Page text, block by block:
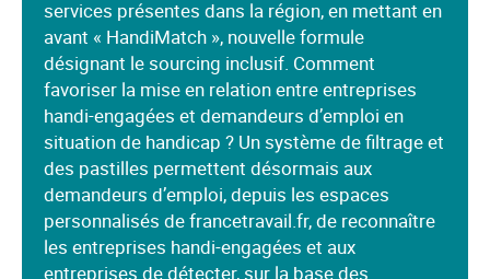
services présentes dans la région, en mettant en
avant « HandiMatch », nouvelle formule
désignant le sourcing inclusif. Comment
favoriser la mise en relation entre entreprises
handi-engagées et demandeurs d’emploi en
situation de handicap ? Un système de filtrage et
des pastilles permettent désormais aux
demandeurs d’emploi, depuis les espaces
personnalisés de francetravail.fr, de reconnaître
les entreprises handi-engagées et aux
entreprises de détecter, sur la base des